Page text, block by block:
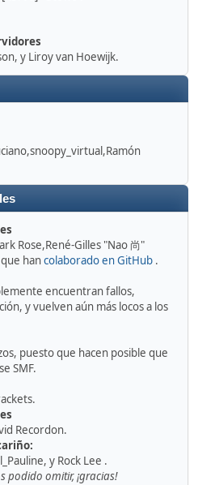
y Liroy van Hoewijk.
Rose,René-Gilles "Nao 尚"
hancolaborado en GitHub .
encuentran fallos,
y vuelven aún más locos a los
puesto que hacen posible que
SMF.
Recordon.
y Rock Lee .
podido omitir, ¡gracias!